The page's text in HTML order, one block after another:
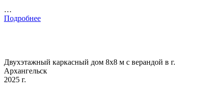
…
Подробнее
Двухэтажный каркасный дом 8х8 м с верандой в г.
Архангельск
2025 г.